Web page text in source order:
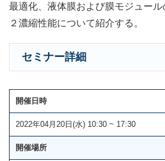
最適化、液体膜および膜モジュー
２濃縮性能について紹介する。
セミナー詳細
開催日時
2022年04月20日(水) 10:30 ~ 17:30
開催場所